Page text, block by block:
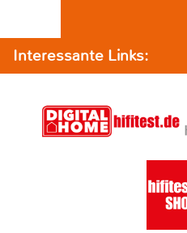
Interessante Links: